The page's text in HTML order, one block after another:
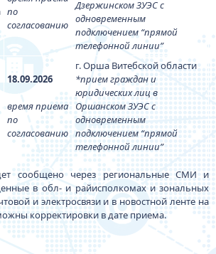
по
согласованию
Дзержинском ЗУЭС с
одновременным
подключением “прямой
телефонной линии”
18.09.2026
время приема
по
согласованию
г. Орша Витебской области
*прием граждан и
юридических лиц в
Оршанском ЗУЭС с
одновременным
подключением “прямой
телефонной линии”
сообщено через региональные СМИ и
в обл- и райисполкомах и зональных
и электросвязи и в новостной ленте на
корректировки в дате приема.